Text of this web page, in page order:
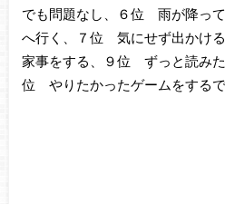
でも問題なし、６位 雨が降っ
へ行く、７位 気にせず出かけ
家事をする、９位 ずっと読み
位 やりたかったゲームをするで